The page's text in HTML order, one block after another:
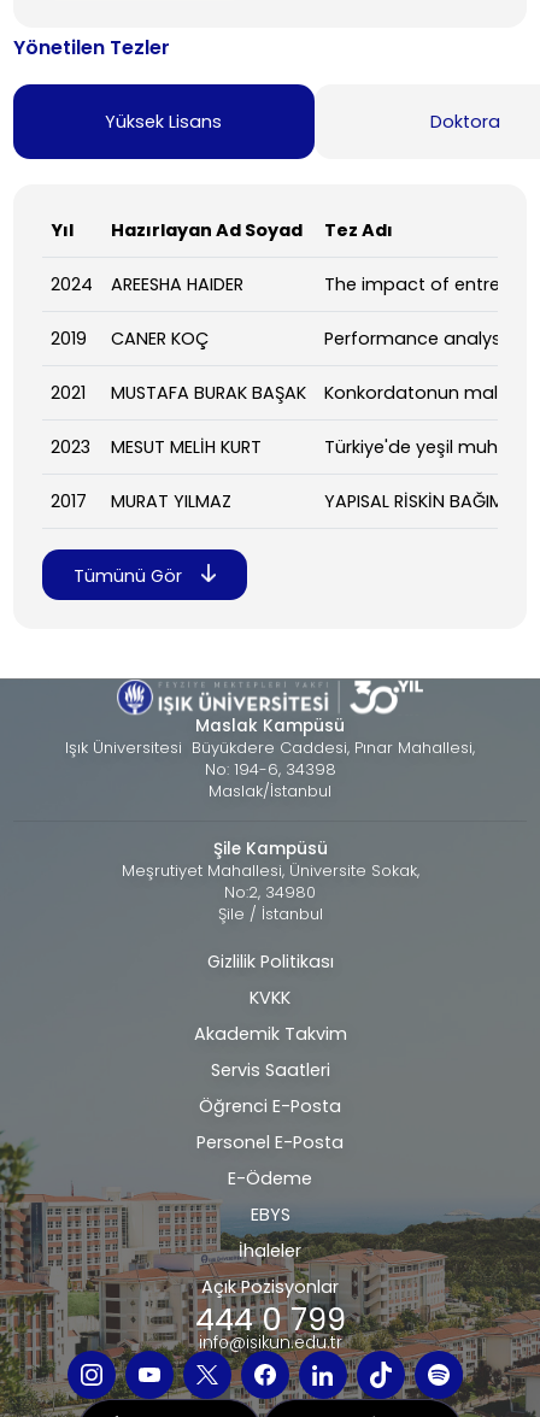
Yönetilen Tezler
Yüksek Lisans Doktora
Yıl Hazırlayan Ad Soyad Tez Adı
2024 AREESHA HAIDER The impact of
2019 CANER KOÇ Performance analysis in
2021 MUSTAFA BURAK BAŞAK Konkordatonun mali ve
2023 MESUT MELİH KURT Türkiye'de yeşil
2017 MURAT YILMAZ YAPISAL RİSKİN BAĞIMSIZ
Tümünü Gör
Maslak Kampüsü
Işık Üniversitesi Büyükdere Caddesi, Pınar Mahallesi,
No: 194-6, 34398
Maslak/İstanbul
Şile Kampüsü
Meşrutiyet Mahallesi, Üniversite Sokak,
No:2, 34980
Şile / İstanbul
Alt
bilgi
Gizlilik Politikası
KVKK
Akademik Takvim
Servis Saatleri
Öğrenci E-Posta
Personel E-Posta
E-Ödeme
EBYS
İhaleler
Açık Pozisyonlar
444 0 799
info@isikun.edu.tr